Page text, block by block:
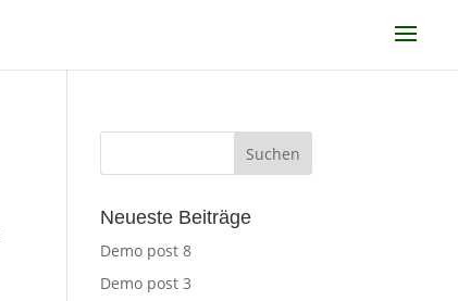
Neueste Beiträge
Demo post 8
Demo post 3